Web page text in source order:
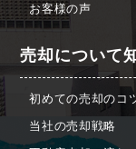
お客様の声
売却について
初めての売却のコ
当社の売却戦略